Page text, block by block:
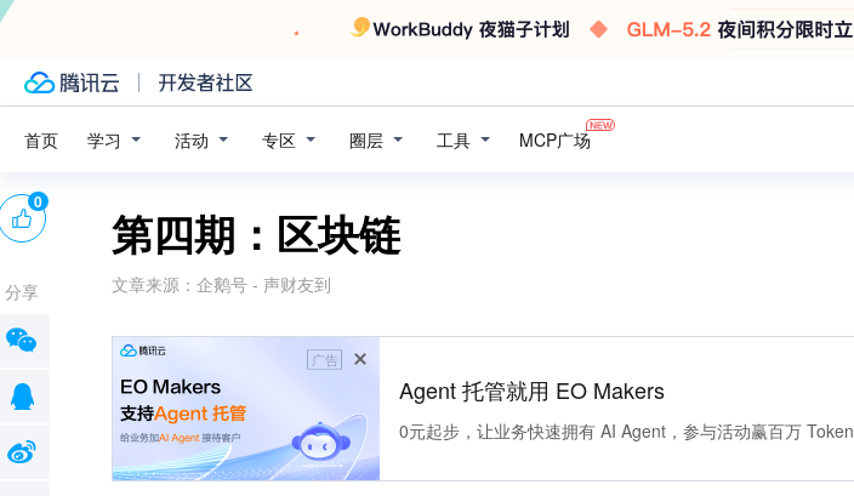
首页 学习 活动 专区 圈层 工具 MCP广场
第四期：区块链
文章来源： 企鹅号 - 声财友到
广告
Agent 托管就用 EO Makers
0元起步，让业务快速拥有 AI Agent，参与活动赢百万 Token
0
分享